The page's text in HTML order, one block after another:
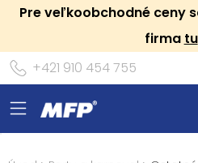
Pre veľkoobchodné ceny
firma tu
+421 910 454 755